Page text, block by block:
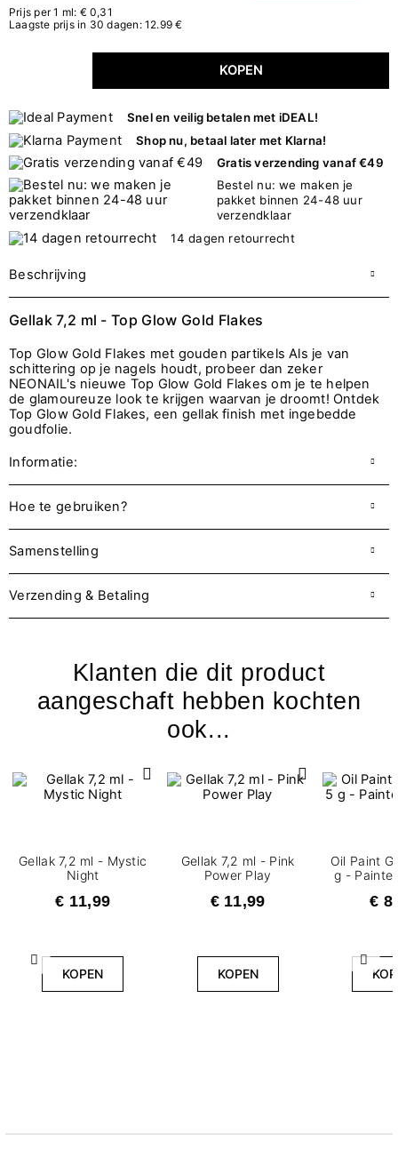
Prijs per 1 ml: € 0,31
Laagste prijs in 30 dagen: 12.99 €
KOPEN
Snel en veilig betalen met iDEAL!
Shop nu, betaal later met Klarna!
Gratis verzending vanaf €49
Bestel nu: we maken je
pakket binnen 24-48 uur
verzendklaar
14 dagen retourrecht
Beschrijving
Gellak 7,2 ml - Top Glow Gold Flakes
Top Glow Gold Flakes met gouden partikels Als je van
schittering op je nagels houdt, probeer dan zeker
NEONAIL's nieuwe Top Glow Gold Flakes om je te helpen
de glamoureuze look te krijgen waarvan je droomt! Ontdek
Top Glow Gold Flakes, een gellak finish met ingebedde
goudfolie.
Informatie:
Hoe te gebruiken?
Samenstelling
Verzending & Betaling
Klanten die dit product
aangeschaft hebben kochten
ook...
Vorige
Gellak 7,2 ml - Mystic
Night
€ 11,99
KOPEN
Gellak 7,2 ml - Pink
Power Play
€ 11,99
KOPEN
Oil Paint
g -
€